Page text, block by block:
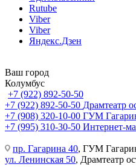
Rutube
Viber
Viber
Яндекс.Дзен
Ваш город
Колумбус
+7 (922) 892-50-50
+7 (922) 892-50-50 Драмтеатр
+7 (908) 320-10-00 ГУМ
+7 (995) 310-30-50 Интернет-
пр. Гагарина 40, ГУМ
ул. Ленинская 50, Драмтеатр